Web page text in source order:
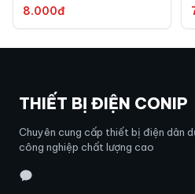
8.000đ
THIẾT BỊ ĐIỆN CONIP
Chuyên cung cấp thiết bị điện dân
công nghiệp chất lượng cao